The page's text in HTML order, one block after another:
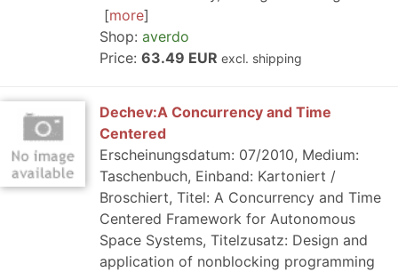
more
Shop: averdo
Price: 63.49 EUR excl. shipping
Dechev:A Concurrency and Time
Centered
Erscheinungsdatum: 07/2010, Medium:
Taschenbuch, Einband: Kartoniert /
Broschiert, Titel: A Concurrency and Time
Centered Framework for Autonomous
Space Systems, Titelzusatz: Design and
application of nonblocking programming